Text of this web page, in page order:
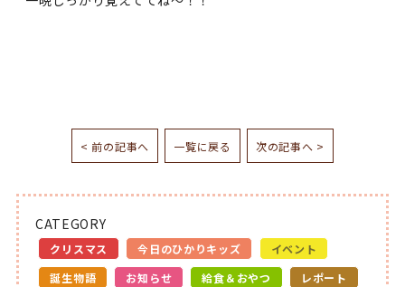
< 前の記事へ 一覧に戻る 次の記事へ >
CATEGORY
クリスマス 今日のひかりキッズ
イベント
誕生物語
お知らせ 給食＆おやつ レポート